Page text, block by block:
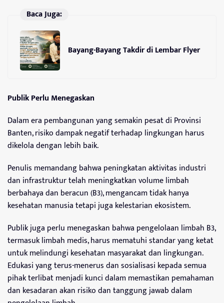
Baca Juga:
Bayang-Bayang Takdir di Lembar Flyer
Publik Perlu Menegaskan
Dalam era pembangunan yang semakin pesat di Provinsi
Banten, risiko dampak negatif terhadap lingkungan harus
dikelola dengan lebih baik.
Penulis memandang bahwa peningkatan aktivitas industri
dan infrastruktur telah meningkatkan volume limbah
berbahaya dan beracun (B3), mengancam tidak hanya
kesehatan manusia tetapi juga kelestarian ekosistem.
Publik juga perlu menegaskan bahwa pengelolaan limbah B3,
termasuk limbah medis, harus mematuhi standar yang ketat
untuk melindungi kesehatan masyarakat dan lingkungan.
Edukasi yang terus-menerus dan sosialisasi kepada semua
pihak terlibat menjadi kunci dalam memastikan pemahaman
dan kesadaran akan risiko dan tanggung jawab dalam